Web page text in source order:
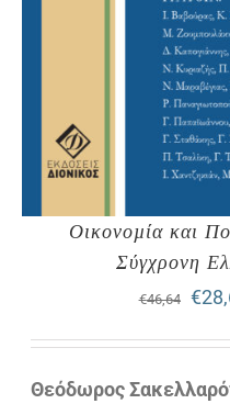
Οικονοµία και
Σύγχρονη
€46,64
was:
€
Θεόδωρος